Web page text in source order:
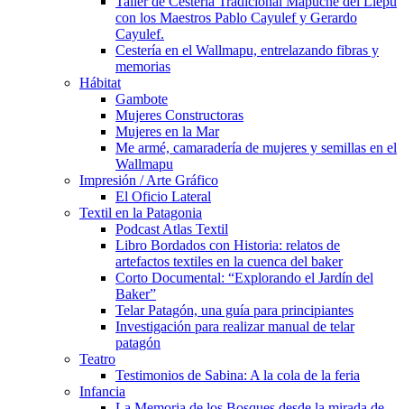
con los Maestros Pablo Cayulef y Gerardo
Cayulef.
Cestería en el Wallmapu, entrelazando fibras y
memorias
Hábitat
Gambote
Mujeres Constructoras
Mujeres en la Mar
Me armé, camaradería de mujeres y semillas en el
Wallmapu
Impresión / Arte Gráfico
El Oficio Lateral
Textil en la Patagonia
Podcast Atlas Textil
Libro Bordados con Historia: relatos de
artefactos textiles en la cuenca del baker
Corto Documental: “Explorando el Jardín del
Baker”
Telar Patagón, una guía para principiantes
Investigación para realizar manual de telar
patagón
Teatro
Testimonios de Sabina: A la cola de la feria
Infancia